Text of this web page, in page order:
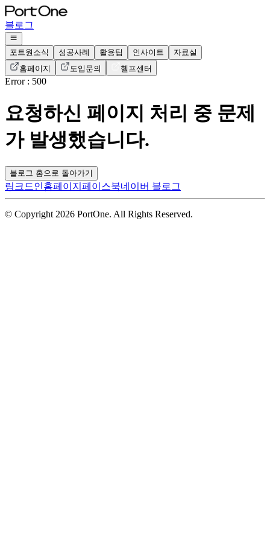
블로그
포트원소식 성공사례 활용팁 인사이트
자료실
홈페이지
도입문의 헬프센터
Error : 500
요청하신 페이지 처리 중 문제
가 발생했습니다.
블로그 홈으로 돌아가기
링크드인홈페이지 페이스북네이버 블로그
© Copyright 2026 PortOne. All Rights Reserved.